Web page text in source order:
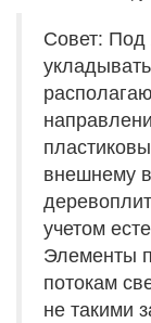
Совет: Под
внешнему
учетом
Элементы
потокам
не такими